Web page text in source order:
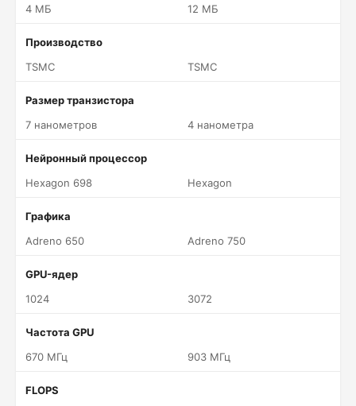
4 МБ
12 МБ
Производство
TSMC
TSMC
Размер транзистора
7 нанометров
4 нанометра
Нейронный процессор
Hexagon 698
Hexagon
Графика
Adreno 650
Adreno 750
GPU-ядер
1024
3072
Частота GPU
670 МГц
903 МГц
FLOPS